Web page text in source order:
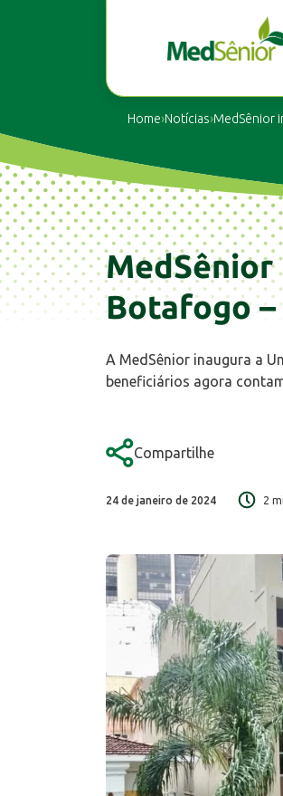
Home›Notícias›​MedSênior
​MedSênior
Botafogo –
A MedSênior inaugura a
beneficiários agora
Compartilhe
24 de janeiro de 2024 2